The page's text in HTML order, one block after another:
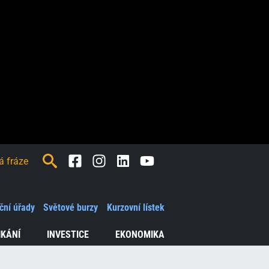
INVESTICE EKONOMIKA
úřady Světové burzy Kurzovní lístek
FacebookInstagramLinkedInYoutube